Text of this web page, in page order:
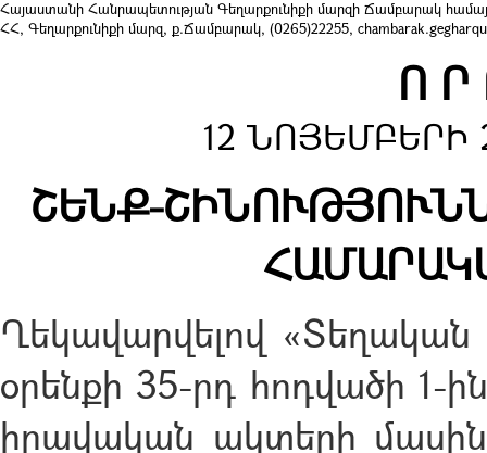
Հայաստանի Հանրապետության Գեղարքունիքի մարզի Ճամբարակ
ՀՀ, Գեղարքունիքի մարզ, ք.Ճամբարակ, (0265)22255,
Ո Ր
12 ՆՈՅԵՄԲԵՐԻ
ՇԵՆՔ-
Ղեկավարվելով
օրենքի 35-րդ հոդվածի 1-
իրավական ակտերի